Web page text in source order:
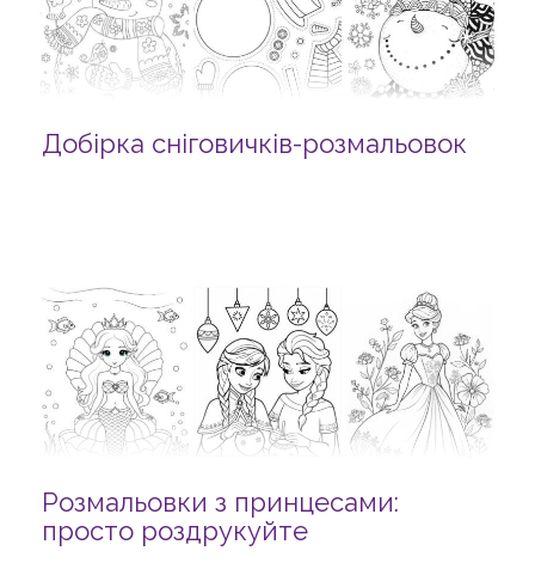
Добірка сніговичків-розмальовок
Розмальовки з принцесами:
просто роздрукуйте